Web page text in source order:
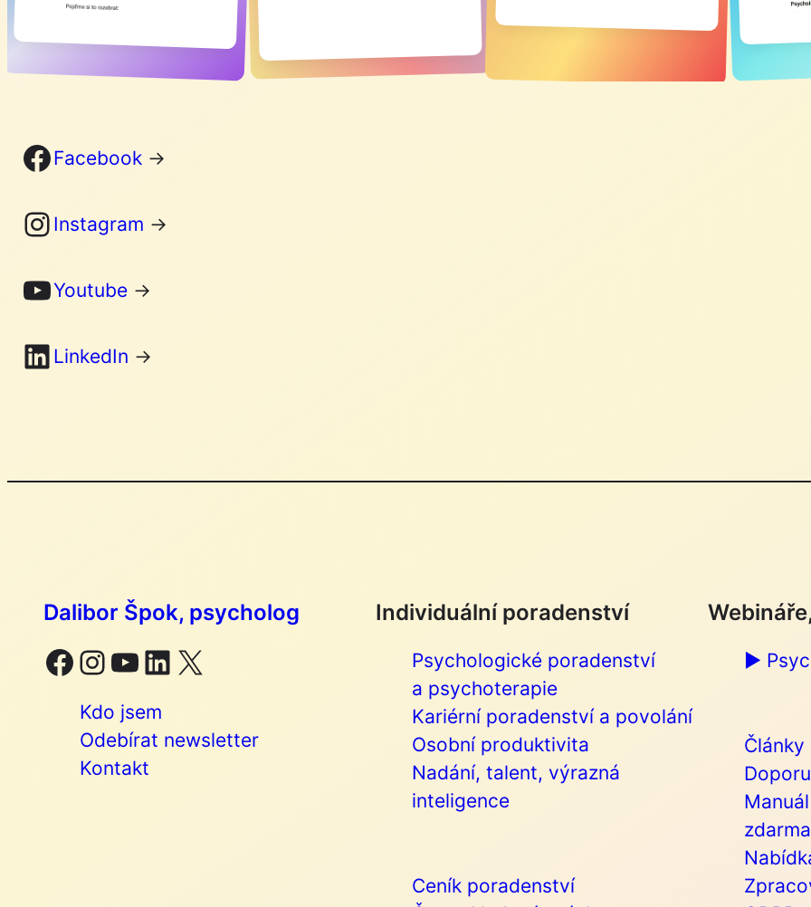
Facebook
Facebook →
Instagram
Instagram →
YouTube
Youtube →
LinkedIn
LinkedIn →
Dalibor Špok, psycholog
Facebook InstagramYouTube LinkedIn X
Kdo jsem
Odebírat newsletter
Kontakt
Individuální poradenství
Psychologické poradenství
a psychoterapie
Kariérní poradenství a povolání
Osobní produktivita
Nadání, talent, výrazná
inteligence
Ceník poradenství
▶︎
Články